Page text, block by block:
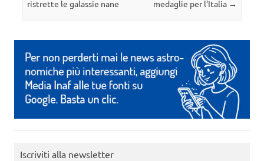
ristrette le galassie nane
medaglie per l’Italia →
Iscriviti alla newsletter